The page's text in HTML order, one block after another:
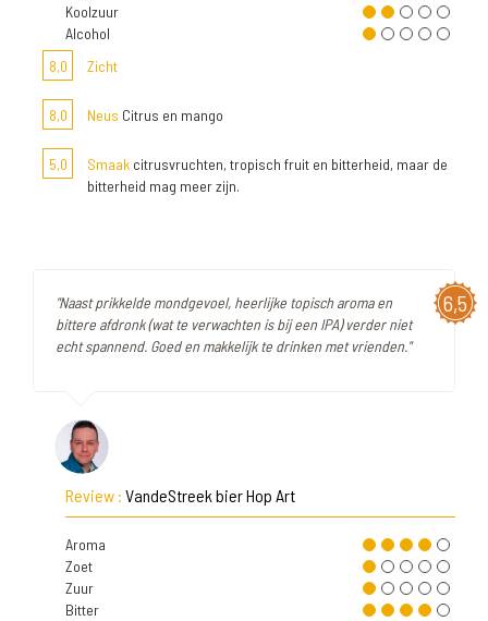
Koolzuur
Alcohol
8,0
Zicht
8,0 Neus Citrus en mango
5,0 Smaak citrusvruchten, tropisch fruit en bitterheid, maar de
bitterheid mag meer zijn.
6,5
"Naast prikkelde mondgevoel, heerlijke topisch aroma en
bittere afdronk (wat te verwachten is bij een IPA) verder niet
echt spannend. Goed en makkelijk te drinken met vrienden."
Review : VandeStreek bier Hop Art
Aroma
Zoet
Zuur
Bitter